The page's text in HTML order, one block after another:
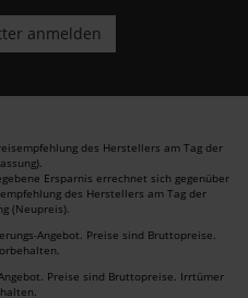
des Herstellers am Tag der
Ersparnis errechnet sich gegenüber
des Herstellers am Tag der
(Neupreis).
Angebot. Preise sind Bruttopreise.
Preise sind Bruttopreise. Irrtümer